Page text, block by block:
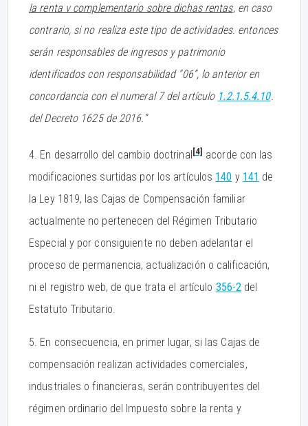
la renta v complementario sobre dichas rentas, en caso
contrario, si no realiza este tipo de actividades. entonces
serán responsables de ingresos y patrimonio
identificados con responsabilidad "06”, lo anterior en
concordancia con el numeral 7 del artículo 1.2.1.5.4.10.
del Decreto 1625 de 2016.”
4. En desarrollo del cambio doctrinal [4] acorde con las
modificaciones surtidas por los artículos 140 y 141 de
la Ley 1819, las Cajas de Compensación familiar
actualmente no pertenecen del Régimen Tributario
Especial y por consiguiente no deben adelantar el
proceso de permanencia, actualización o calificación,
ni el registro web, de que trata el artículo 356-2 del
Estatuto Tributario.
5. En consecuencia, en primer lugar, si las Cajas de
compensación realizan actividades comerciales,
industriales o financieras, serán contribuyentes del
régimen ordinario del Impuesto sobre la renta y